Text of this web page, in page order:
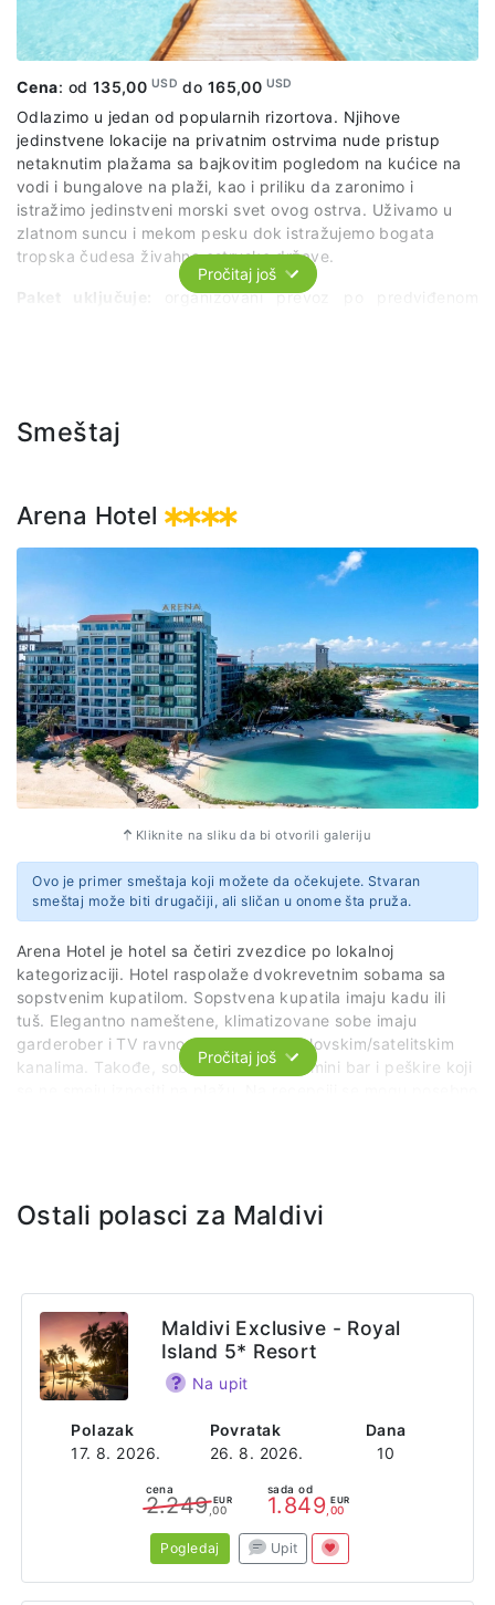
Cena: od 135,00 USD do 165,00 USD
Odlazimo u jedan od popularnih rizortova. Njihove
jedinstvene lokacije na privatnim ostrvima nude pristup
netaknutim plažama sa bajkovitim pogledom na kućice na
vodi i bungalove na plaži, kao i priliku da zaronimo i
istražimo jedinstveni morski svet ovog ostrva. Uživamo u
zlatnom suncu i mekom pesku dok istražujemo bogata
tropska čudesa živahne ostrvske države.
Paket uključuje:
organizovani prevoz po predviđenom
Pročitaj još
Smeštaj
Arena Hotel
Kliknite na sliku da bi otvorili galeriju
Ovo je primer smeštaja koji možete da očekujete. Stvaran
smeštaj može biti drugačiji, ali sličan u onome šta pruža.
Arena Hotel je hotel sa četiri zvezdice po lokalnoj
kategorizaciji. Hotel raspolaže dvokrevetnim sobama sa
sopstvenim kupatilom. Sopstvena kupatila imaju kadu ili
tuš. Elegantno nameštene, klimatizovane sobe imaju
garderober i TV ravnog ekrana sa kablovskim/satelitskim
kanalima. Takođe, sobe poseduju sef, mini bar i peškire koji
Sajt
Adresa
Ziyaaraiy Magu Road
Maafushi 08090
Maldives
Pročitaj još
Ostali polasci za Maldivi
Polazak
17. 8. 2026.
Povratak
26. 8. 2026.
Dana
10
Maldivi Exclusive - Royal
Island 5* Resort
Na upit
cena
2.249 EUR
,00
sada od
1.849 EUR
,00
Pogledaj Upit